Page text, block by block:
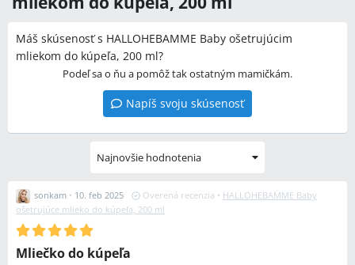
Máš skúsenosť s HALLOHEBAMME Baby ošetrujúcim
mliekom do kúpeľa, 200 ml?
Podeľ sa o ňu a pomôž tak ostatným mamičkám.
Napíš svoju skúsenosť
Najnovšie hodnotenia
sonkam • 10. feb 2025 Overená recenzia • HALLOHEBAMME Baby
ošetrujúce mlieko do kúpeľa, 200 ml
Mliečko do kúpeľa